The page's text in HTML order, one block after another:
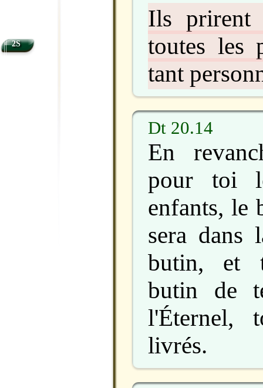
Ils
toutes les
tant
Dt 20.14
En
pour toi
enfants, le
sera dans
butin, et
butin de
l'Éternel,
livrés.
2S